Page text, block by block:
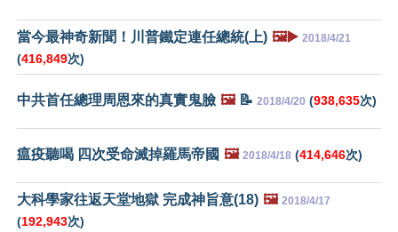
當今最神奇新聞！川普鐵定連任總統(上) 🖼️▶️ 2018/4/21
(416,849次)
中共首任總理周恩來的真實鬼臉 🖼️📝 2018/4/20 (938,635次)
瘟疫聽喝 四次受命滅掉羅馬帝國 🖼️ 2018/4/18 (414,646次)
大科學家往返天堂地獄 完成神旨意(18) 🖼️ 2018/4/17
(192,943次)